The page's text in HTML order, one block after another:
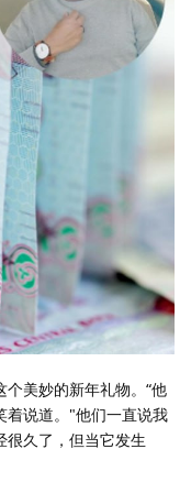
美妙的新年礼物。“他
说道。"他们一直说我
很久了，但当它发生